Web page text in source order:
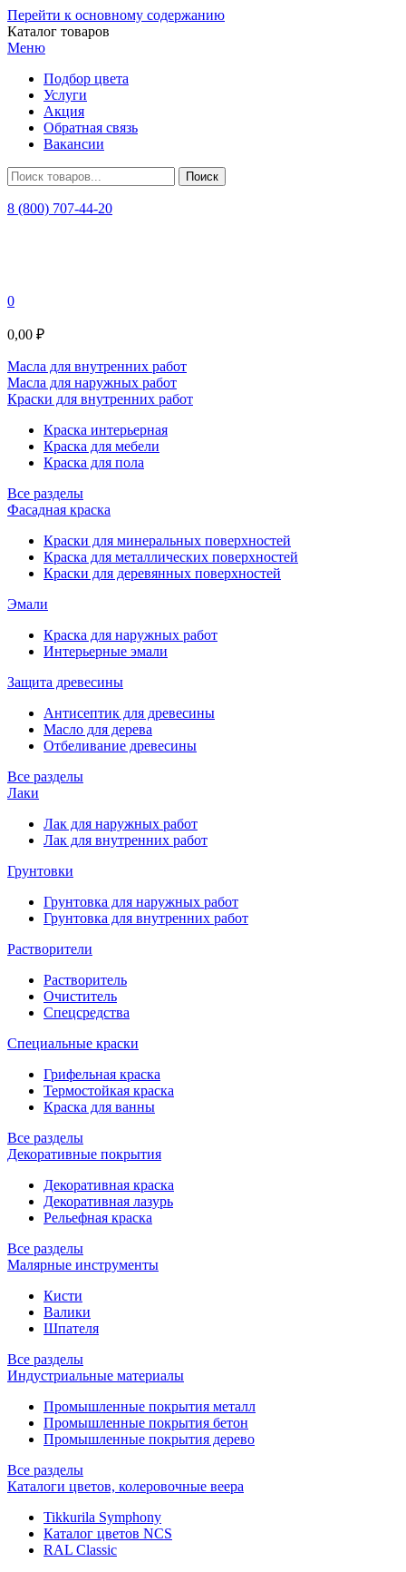
Перейти к основному содержанию
Каталог товаров
Меню
Подбор цвета
Услуги
Акция
Обратная связь
Вакансии
8 (800) 707-44-20
0
0,00 ₽
Масла для внутренних работ
Масла для наружных работ
Краски для внутренних работ
Краска интерьерная
Краска для мебели
Краска для пола
Все разделы
Фасадная краска
Краски для минеральных поверхностей
Краска для металлических поверхностей
Краски для деревянных поверхностей
Эмали
Краска для наружных работ
Интерьерные эмали
Защита древесины
Антисептик для древесины
Масло для дерева
Отбеливание древесины
Все разделы
Лаки
Лак для наружных работ
Лак для внутренних работ
Грунтовки
Грунтовка для наружных работ
Грунтовка для внутренних работ
Растворители
Растворитель
Очиститель
Спецсредства
Специальные краски
Грифельная краска
Термостойкая краска
Краска для ванны
Все разделы
Декоративные покрытия
Декоративная краска
Декоративная лазурь
Рельефная краска
Все разделы
Малярные инструменты
Кисти
Валики
Шпателя
Все разделы
Индустриальные материалы
Промышленные покрытия металл
Промышленные покрытия бетон
Промышленные покрытия дерево
Все разделы
Каталоги цветов, колеровочные веера
Tikkurila Symphony
Каталог цветов NCS
RAL Classic